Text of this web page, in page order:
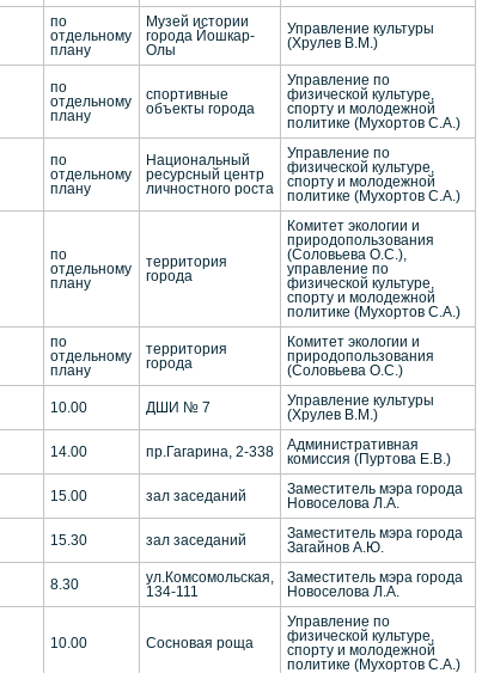
по
отдельному
плану
Музей истории
города Йошкар-
Олы
Управление культуры
(Хрулев В.М.)
по
отдельному
плану
спортивные
объекты города
Управление по
физической культуре,
спорту и молодежной
политике (Мухортов С.А.)
по
отдельному
плану
Национальный
ресурсный центр
личностного роста
Управление по
физической культуре,
спорту и молодежной
политике (Мухортов С.А.)
по
отдельному
плану
территория
города
Комитет экологии и
природопользования
(Соловьева О.С.),
управление по
физической культуре,
спорту и молодежной
политике (Мухортов С.А.)
по
отдельному
плану
территория
города
Комитет экологии и
природопользования
(Соловьева О.С.)
10.00 ДШИ № 7
Управление культуры
(Хрулев В.М.)
14.00 пр.Гагарина, 2-338
Административная
комиссия (Пуртова Е.В.)
15.00 зал заседаний
Заместитель мэра города
Новоселова Л.А.
15.30 зал заседаний
Заместитель мэра города
Загайнов А.Ю.
8.30
ул.Комсомольская,
134-111
Заместитель мэра города
Новоселова Л.А.
10.00 Сосновая роща
Управление по
физической культуре,
спорту и молодежной
политике (Мухортов С.А.)